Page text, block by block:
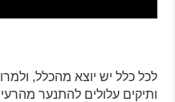
לכל כלל יש יוצא מהכלל,
ותיקים עלולים להתנער